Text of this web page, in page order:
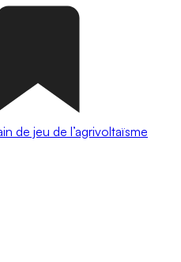
de jeu de l’agrivoltaïsme